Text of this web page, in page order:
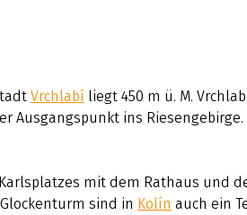
Vrchlabí liegt 450 m ü. M.
Ausgangspunkt ins
mit dem Rathaus und
sind in Kolín auch ein